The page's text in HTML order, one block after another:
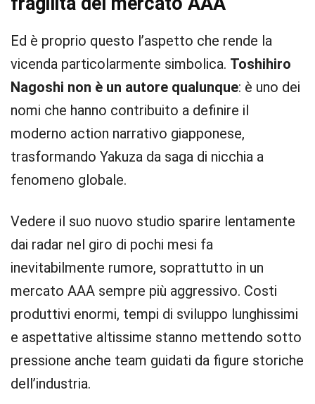
Ed è proprio questo l’aspetto che rende la
vicenda particolarmente simbolica. Toshihiro
Nagoshi non è un autore qualunque: è uno dei
nomi che hanno contribuito a definire il
moderno action narrativo giapponese,
trasformando Yakuza da saga di nicchia a
fenomeno globale.
Vedere il suo nuovo studio sparire lentamente
dai radar nel giro di pochi mesi fa
inevitabilmente rumore, soprattutto in un
mercato AAA sempre più aggressivo. Costi
produttivi enormi, tempi di sviluppo lunghissimi
e aspettative altissime stanno mettendo sotto
pressione anche team guidati da figure storiche
dell’industria.